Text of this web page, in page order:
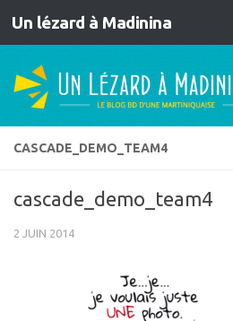
Skip to content
Un lézard à Madinina
CASCADE_DEMO_TEAM4
cascade_demo_team4
2 JUIN 2014